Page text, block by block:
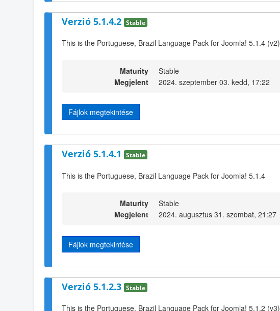
Verzió 5.1.4.2 Stable
This is the Portuguese, Brazil Language Pack for Joomla! 5.1.4 (v2)
Maturity
Stable
Megjelent
2024. szeptember 03. kedd, 17:22
Fájlok megtekintése
Verzió 5.1.4.1 Stable
This is the Portuguese, Brazil Language Pack for Joomla! 5.1.4
Maturity
Stable
Megjelent
2024. augusztus 31. szombat, 21:27
Fájlok megtekintése
Verzió 5.1.2.3 Stable
This is the Portuguese, Brazil Language Pack for Joomla! 5.1.2 (v3)